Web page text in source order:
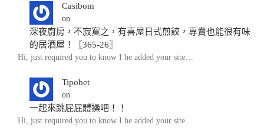
Casibom
on
深夜廚房，不寂寞之，有喜屋日式煎餃，專賣也能很有味
的居酒屋！〖365-26〗
Hi, just required you to know I he added your site…
Tipobet
on
一起來跳屁屁體操吧！！
Hi, just required you to know I he added your site…